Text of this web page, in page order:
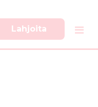
Lahjoita